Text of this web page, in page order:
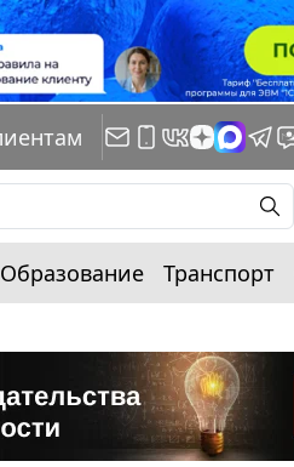
Образование Транспорт